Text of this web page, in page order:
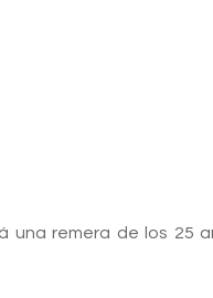
remera de los 25